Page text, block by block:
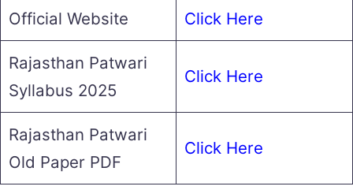
Official Website Click Here
Rajasthan Patwari
Syllabus 2025
Click Here
Rajasthan Patwari
Old Paper PDF
Click Here